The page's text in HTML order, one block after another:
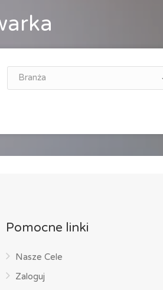
Branża
Pomocne linki
Nasze Cele
Zaloguj